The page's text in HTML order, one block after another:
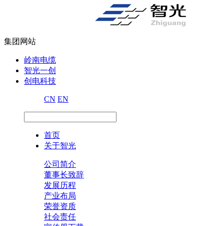
集团网站
岭南电缆
智光一创
创电科技
CN EN
首页
关于智光
公司简介
董事长致辞
发展历程
产业布局
荣誉资质
社会责任